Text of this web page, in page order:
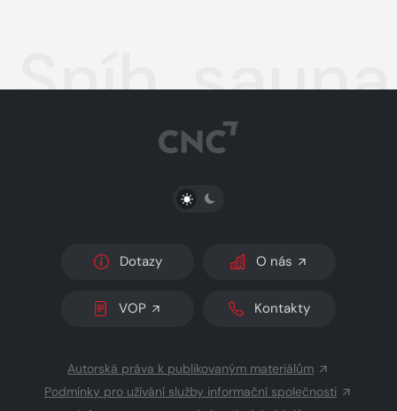
Sníh,
PŘEPNOUT SVĚTLÝ/TMAVÝ REŽIM
Dotazy O nás
VOP Kontakty
Autorská práva k publikovaným materiálům
Podmínky pro užívání služby informační společnosti